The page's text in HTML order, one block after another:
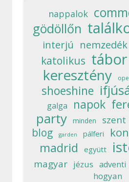
nappalok
gödöllőn
interjú nemzedék
katolikus tábor
keresztény
shoeshine
galga napok
party minden szent
blog
garden pálferi
madrid együtt
magyar jézus adventi
hogyan